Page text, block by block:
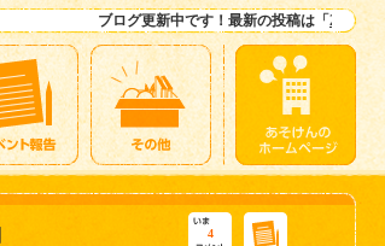
ブログ更新中です！最新の投稿は「2019わんぱくキ
4